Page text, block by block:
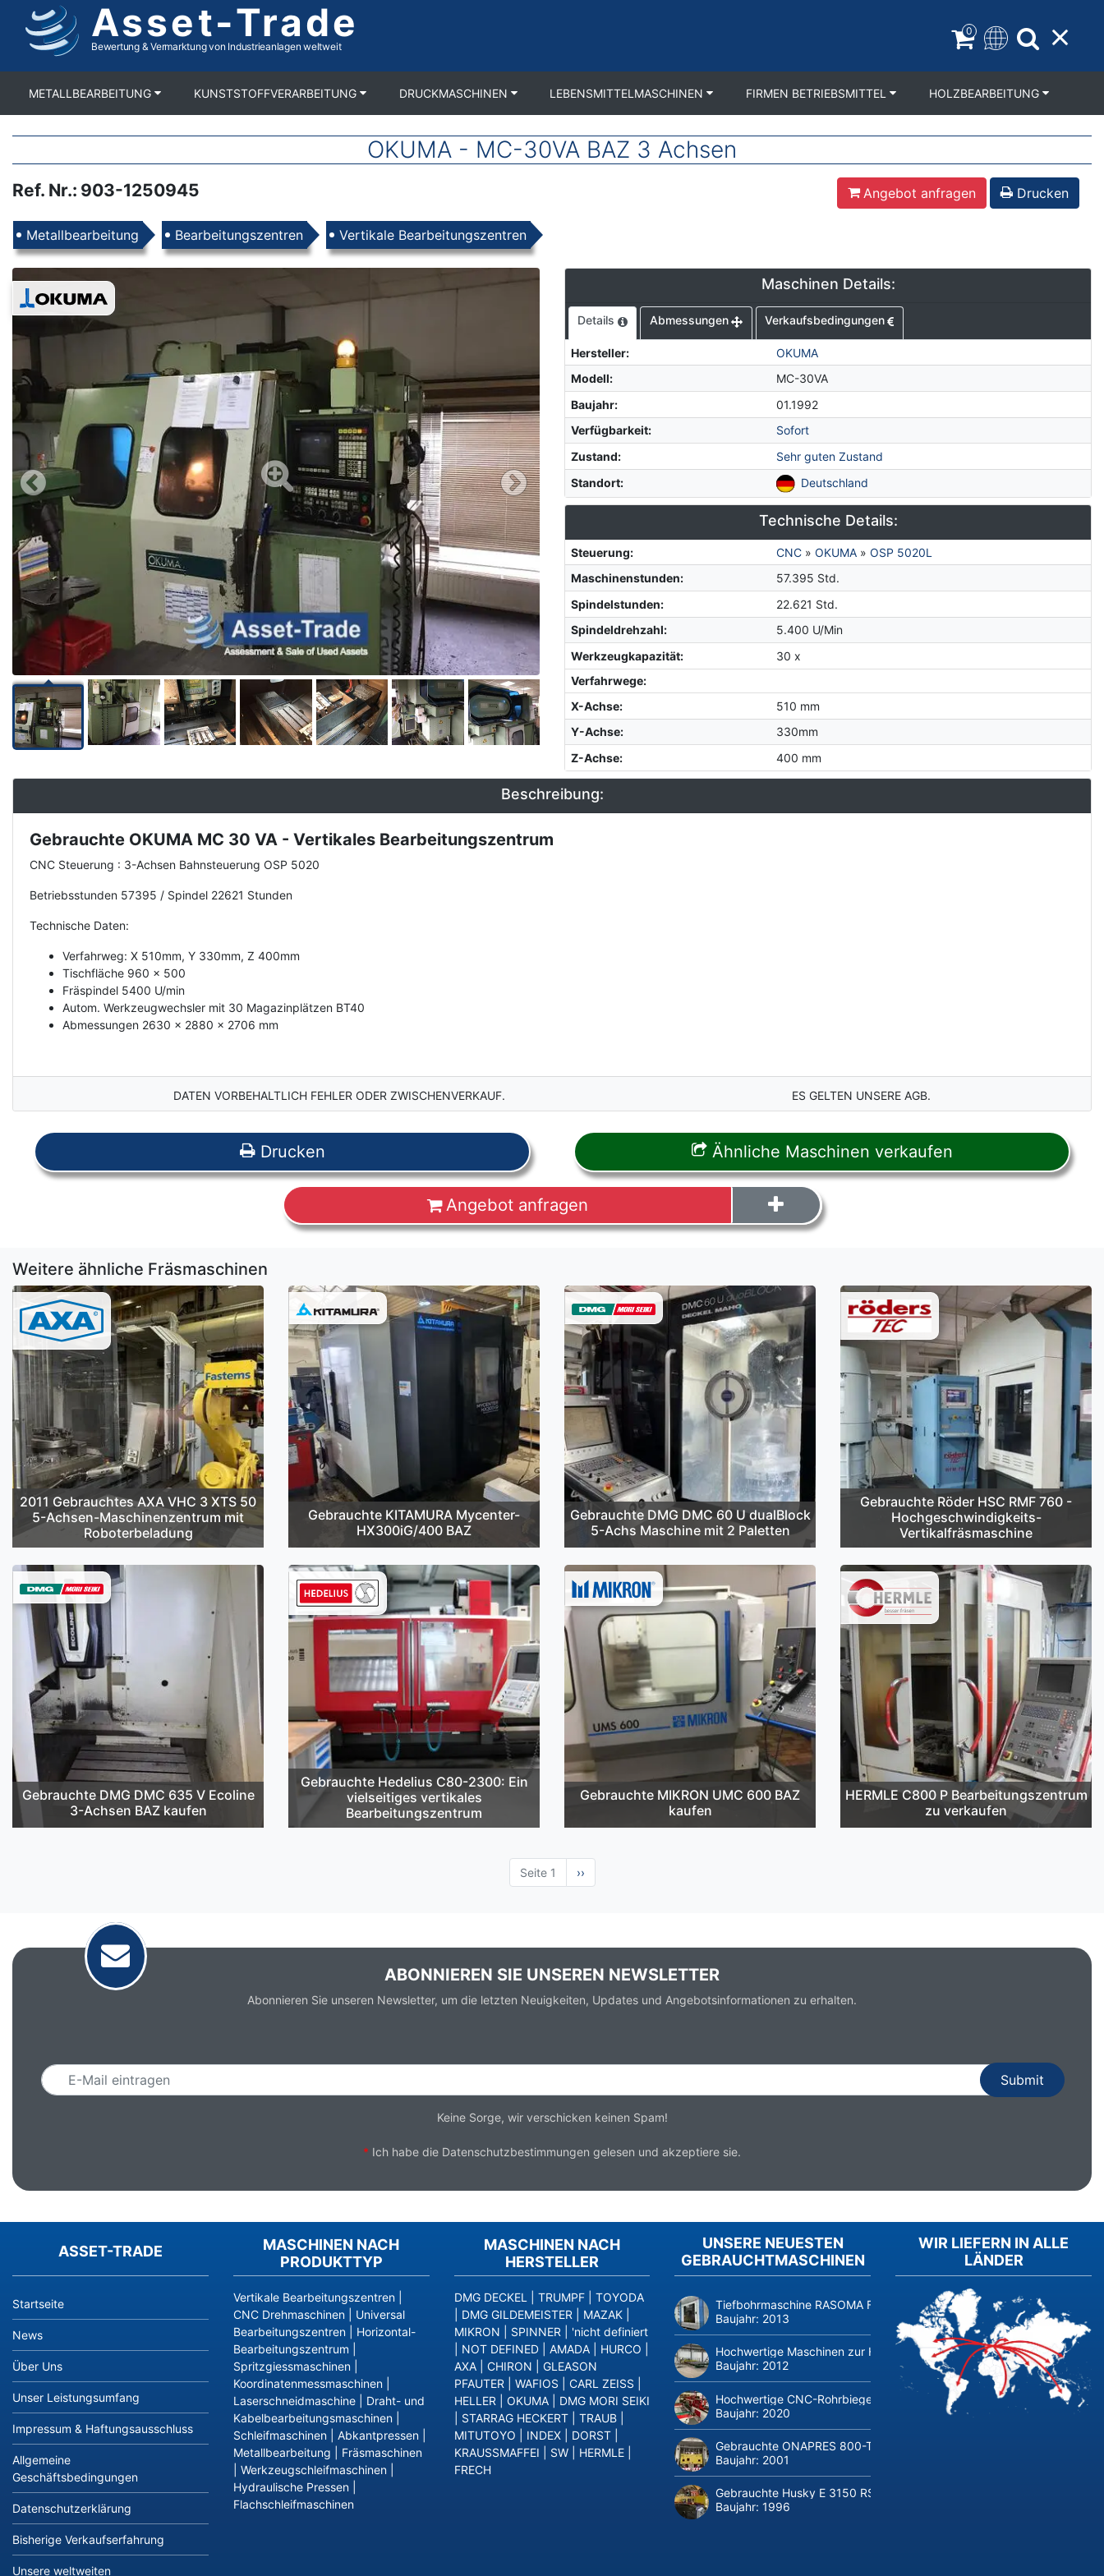
Asset-Trade
Bewertung & Vermarktung von Industrieanlagen weltweit
0
METALLBEARBEITUNG KUNSTSTOFFVERARBEITUNG DRUCKMASCHINEN LEBENSMITTELMASCHINEN FIRMEN BETRIEBSMITTEL HOLZBEARBEITUNG
OKUMA - MC-30VA BAZ 3 Achsen
Ref. Nr.: 903-1250945 Angebot anfragen Drucken
Produkte
Metallbearbeitung Bearbeitungszentren Vertikale Bearbeitungszentren
Maschinen Details:
Details Abmessungen Verkaufsbedingungen
Hersteller:
OKUMA
Modell:
MC-30VA
Baujahr:
01.1992
Verfügbarkeit:
Sofort
Zustand:
Sehr guten Zustand
Standort: Deutschland
Technische Details:
Steuerung: CNC »OKUMA »OSP 5020L
Maschinenstunden:
57.395 Std.
Spindelstunden:
22.621 Std.
Spindeldrehzahl:
5.400 U/Min
Werkzeugkapazität:
30 x
Verfahrwege:
X-Achse:
510 mm
Y-Achse:
330mm
Z-Achse: 400 mm
Beschreibung:
Description
Gebrauchte OKUMA MC 30 VA - Vertikales Bearbeitungszentrum
CNC Steuerung : 3-Achsen Bahnsteuerung OSP 5020
Betriebsstunden 57395 / Spindel 22621 Stunden
Technische Daten:
Verfahrweg: X 510mm, Y 330mm, Z 400mm
Tischfläche 960 x 500
Fräspindel 5400 U/min
Autom. Werkzeugwechsler mit 30 Magazinplätzen BT40
Abmessungen 2630 x 2880 x 2706 mm
DATEN VORBEHALTLICH FEHLER ODER ZWISCHENVERKAUF. ES GELTEN UNSERE AGB.
Drucken Ähnliche Maschinen verkaufen
Angebot anfragen
Weitere ähnliche Fräsmaschinen
2011 Gebrauchtes AXA VHC 3 XTS 50
5-Achsen-Maschinenzentrum mit
Roboterbeladung
Gebrauchte KITAMURA Mycenter-
HX300iG/400 BAZ
Gebrauchte DMG DMC 60 U dualBlock
5-Achs Maschine mit 2 Paletten
Gebrauchte Röder HSC RMF 760 -
Hochgeschwindigkeits-
Vertikalfräsmaschine
Gebrauchte DMG DMC 635 V Ecoline
3-Achsen BAZ kaufen
Gebrauchte Hedelius C80-2300: Ein
vielseitiges vertikales
Bearbeitungszentrum
Gebrauchte MIKRON UMC 600 BAZ
kaufen
HERMLE C800 P Bearbeitungszentrum
zu verkaufen
Seite 1
Nächste
Seite
››
ABONNIEREN SIE UNSEREN NEWSLETTER
Abonnieren Sie unseren Newsletter, um die letzten Neuigkeiten, Updates und Angebotsinformationen zu erhalten.
Keine Sorge, wir verschicken keinen Spam!
* Ich habe die Datenschutzbestimmungen gelesen und akzeptiere sie.
ASSET-TRADE
Startseite
News
Über Uns
Unser Leistungsumfang
Impressum & Haftungsausschluss
Allgemeine
Geschäftsbedingungen
Datenschutzerklärung
Bisherige Verkaufserfahrung
Unsere weltweiten
UNSERE NEUESTEN
GEBRAUCHTMASCHINEN
Tiefbohrmaschine RASOMA FZS 3200 (Baujahr 2014, Siemens 840D sl)
Baujahr: 2013
Hochwertige Maschinen zur Herstellung und Verarbeitung von
Baujahr: 2012
Hochwertige CNC-Rohrbiegemaschine transfluid DB 642-CNC-R/L zu
Baujahr: 2020
Gebrauchte ONAPRES 800-Tonnen Hydraulikpresse kaufen
Baujahr: 2001
Gebrauchte Husky E 3150 RS 170/155 Spritzgießmaschine kaufen
Baujahr:1996
MASCHINEN NACH
PRODUKTTYP
Vertikale Bearbeitungszentren
CNC Drehmaschinen
Universal
Bearbeitungszentren
Horizontal-
Bearbeitungszentrum
Spritzgiessmaschinen
Koordinatenmessmaschinen
Laserschneidmaschine
Draht- und
Kabelbearbeitungsmaschinen
Schleifmaschinen
Abkantpressen
Metallbearbeitung
Fräsmaschinen
Werkzeugschleifmaschinen
Hydraulische Pressen
Flachschleifmaschinen
MASCHINEN NACH
HERSTELLER
DMG DECKEL TRUMPF
TOYODA
DMG GILDEMEISTER MAZAK
MIKRON
SPINNER
'nicht definiert
NOT DEFINED AMADA HURCO
AXA
CHIRON
GLEASON
PFAUTER
WAFIOS CARL ZEISS
HELLER
OKUMA
DMG MORI SEIKI
STARRAG HECKERT TRAUB
MITUTOYO
INDEX DORST
KRAUSSMAFFEI
SW HERMLE
FRECH
WIR LIEFERN IN ALLE
LÄNDER